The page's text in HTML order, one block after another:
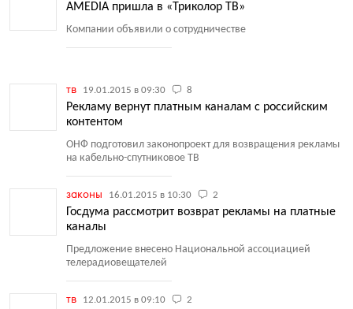
AMEDIA пришла в «Триколор ТВ»
Компании объявили о сотрудничестве
тв 19.01.2015 в 09:30 8
Рекламу вернут платным каналам с российским
контентом
ОНФ подготовил законопроект для возвращения рекламы
на кабельно-спутниковое ТВ
законы 16.01.2015 в 10:30 2
Госдума рассмотрит возврат рекламы на платные
каналы
Предложение внесено Национальной ассоциацией
телерадиовещателей
тв 12.01.2015 в 09:10 2